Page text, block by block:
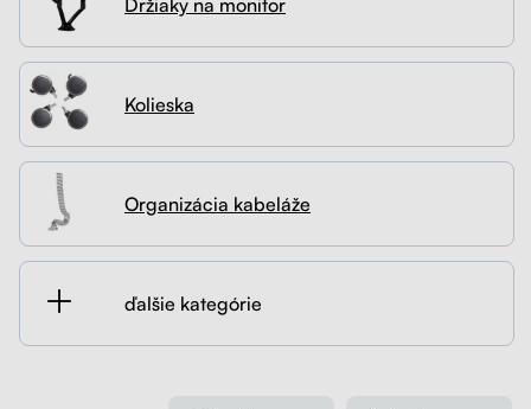
Kolieska
Organizácia kabeláže
Stojany na monitor - Riser
Skrinky so zásuvkami a zásuvky
Akustické paravány
Kontakt
Kolieska
Organizácia kabeláže
ďalšie kategórie